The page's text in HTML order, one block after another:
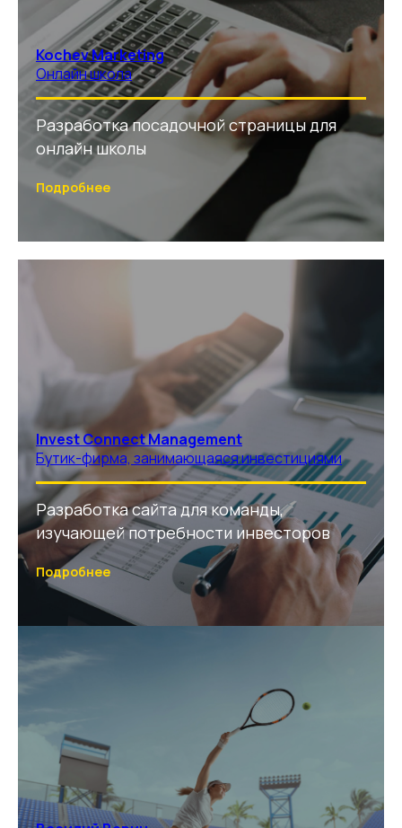
Kochev Marketing
Онлайн школа
Разработка посадочной страницы для
онлайн школы
Подробнее
Invest Connect Management
Бутик-фирма, занимающаяся инвестициями
Разработка сайта для команды,
изучающей потребности инвесторов
Подробнее